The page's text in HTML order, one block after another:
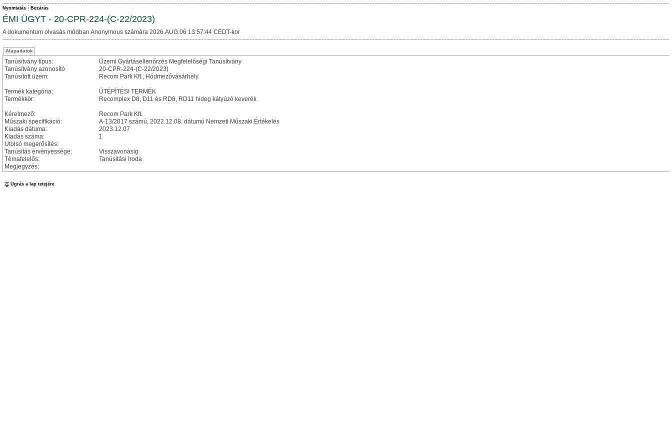
Nyomtatás Bezárás
ÉMI ÜGYT - 20-CPR-224-(C-22/2023)
A dokumentum olvasás módban Anonymous számára 2026.AUG.06 13:57:44 CEDT-kor
Alapadatok
Tanúsítvány típus:
Üzemi Gyártásellenőrzés Megfelelőségi Tanúsítvány
Tanúsítvány azonosító
20-CPR-224-(C-22/2023)
Tanúsított üzem:
Recom Park Kft., Hódmezővásárhely
Termék kategória:
ÚTÉPÍTÉSI TERMÉK
Termékkör:
Recomplex D8, D11 és RD8, RD11 hideg kátyúzó keverék
Kérelmező:
Recom Park Kft.
Műszaki specifikáció:
A-13/2017 számú, 2022.12.08. dátumú Nemzeti Műszaki Értékelés
Kiadás dátuma:
2023.12.07
Kiadás száma:
1
Utolsó megerősítés:
Tanúsítás érvényessége:
Visszavonásig
Témafelelős:
Tanúsitási Iroda
Megjegyzés:
Ugrás a lap tetejére